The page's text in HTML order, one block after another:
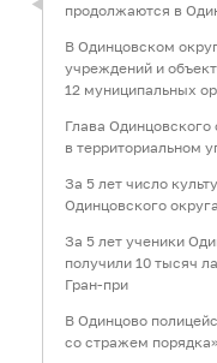
продолжаются в
В Одинцовском
учреждений и
12 муниципальных
Глава
в территориальном
За 5 лет число
Одинцовского
За 5 лет ученики
получили 10 тысяч
Гран-при
В Одинцово
со стражем порядка»